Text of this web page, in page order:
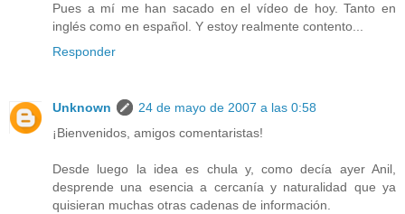
Pues a mí me han sacado en el vídeo de hoy. Tanto en
inglés como en español. Y estoy realmente contento...
Responder
Unknown
24 de mayo de 2007 a las 0:58
¡Bienvenidos, amigos comentaristas!
Desde luego la idea es chula y, como decía ayer Anil,
desprende una esencia a cercanía y naturalidad que ya
quisieran muchas otras cadenas de información.